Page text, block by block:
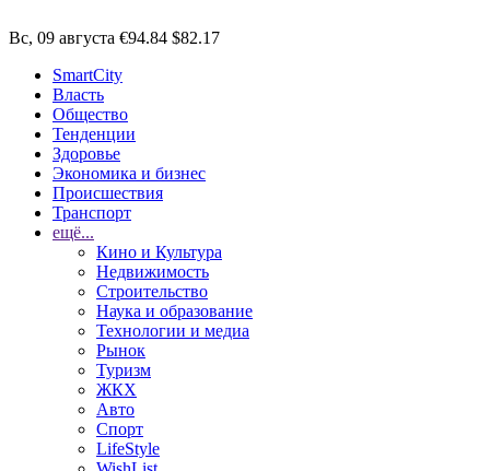
Вс, 09 августа €94.84 $82.17
SmartCity
Власть
Общество
Тенденции
Здоровье
Экономика и бизнес
Происшествия
Транспорт
ещё...
Кино и Культура
Недвижимость
Строительство
Наука и образование
Технологии и медиа
Рынок
Туризм
ЖКХ
Авто
Спорт
LifeStyle